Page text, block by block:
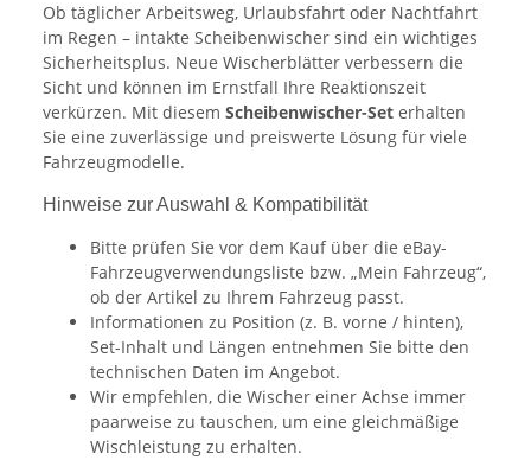
Ob täglicher Arbeitsweg, Urlaubsfahrt oder Nachtfahrt
im Regen – intakte Scheibenwischer sind ein wichtiges
Sicherheitsplus. Neue Wischerblätter verbessern die
Sicht und können im Ernstfall Ihre Reaktionszeit
verkürzen. Mit diesem Scheibenwischer-Set erhalten
Sie eine zuverlässige und preiswerte Lösung für viele
Fahrzeugmodelle.
Hinweise zur Auswahl & Kompatibilität
Bitte prüfen Sie vor dem Kauf über die eBay-
Fahrzeugverwendungsliste bzw. „Mein Fahrzeug“,
ob der Artikel zu Ihrem Fahrzeug passt.
Informationen zu Position (z. B. vorne / hinten),
Set-Inhalt und Längen entnehmen Sie bitte den
technischen Daten im Angebot.
Wir empfehlen, die Wischer einer Achse immer
paarweise zu tauschen, um eine gleichmäßige
Wischleistung zu erhalten.